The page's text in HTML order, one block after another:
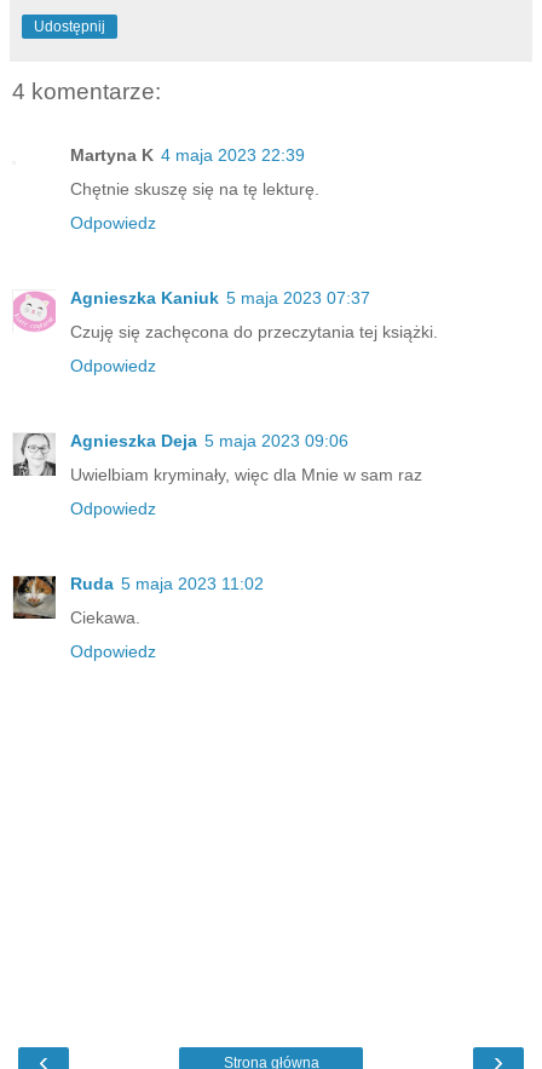
Udostępnij
4 komentarze:
Martyna K 4 maja 2023 22:39
Chętnie skuszę się na tę lekturę.
Odpowiedz
Agnieszka Kaniuk 5 maja 2023 07:37
Czuję się zachęcona do przeczytania tej książki.
Odpowiedz
Agnieszka Deja 5 maja 2023 09:06
Uwielbiam kryminały, więc dla Mnie w sam raz
Odpowiedz
Ruda 5 maja 2023 11:02
Ciekawa.
Odpowiedz
‹ ›
Strona główna